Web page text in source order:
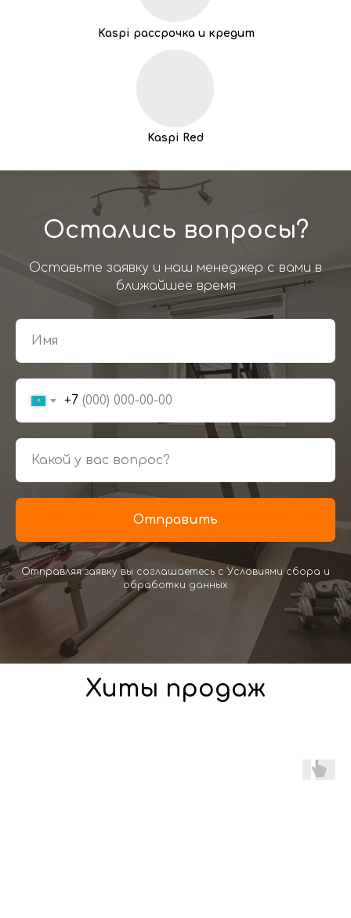
Kaspi рассрочка и кредит
Kaspi Red
Остались вопросы?
Оставьте заявку и наш менеджер с вами в
ближайшее время
+7
Отправить
Отправляя заявку вы соглашаетесь с Условиями сбора и
обработки данных
Хиты продаж